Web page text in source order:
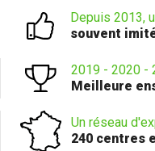
Depuis 2013,
souvent
2019 - 2020 -
Meilleure
Un réseau
240 centres